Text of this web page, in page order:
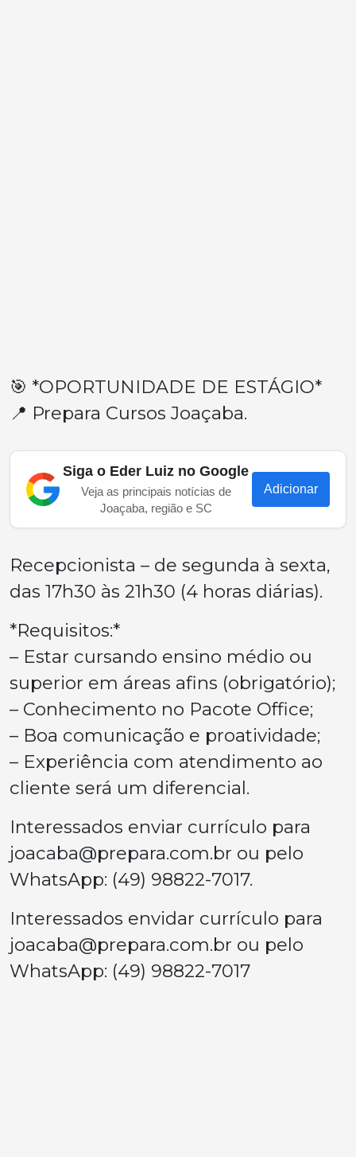
🎯 *OPORTUNIDADE DE ESTÁGIO*
📍 Prepara Cursos Joaçaba.
Siga o Eder Luiz no Google
Veja as principais notícias de
Joaçaba, região e SC
Adicionar
Recepcionista – de segunda à sexta,
das 17h30 às 21h30 (4 horas diárias).
*Requisitos:*
– Estar cursando ensino médio ou
superior em áreas afins (obrigatório);
– Conhecimento no Pacote Office;
– Boa comunicação e proatividade;
– Experiência com atendimento ao
cliente será um diferencial.
Interessados enviar currículo para
joacaba@prepara.com.br ou pelo
WhatsApp: (49) 98822-7017.
Interessados envidar currículo para
joacaba@prepara.com.br ou pelo
WhatsApp: (49) 98822-7017